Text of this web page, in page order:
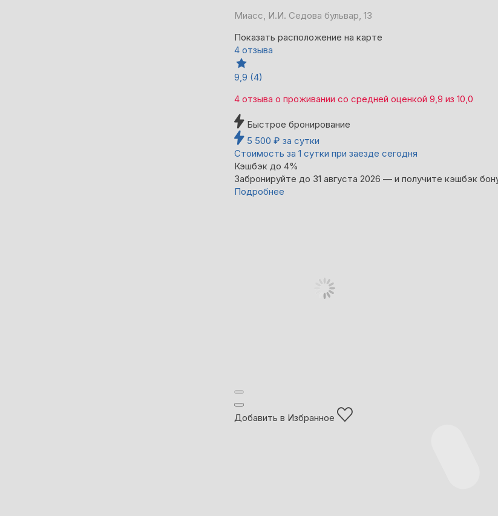
Миасс, И.И. Седова бульвар, 13
Показать расположение на карте
4 отзыва
9,9 (4)
4 отзыва о проживании со средней оценкой 9,9 из 10,0
Быстрое бронирование
5 500 ₽ за сутки
Стоимость за 1 сутки при заезде сегодня
Кэшбэк до 4%
Забронируйте до 31 августа 2026 — и получите кэшбэк
Подробнее
Добавить в Избранное